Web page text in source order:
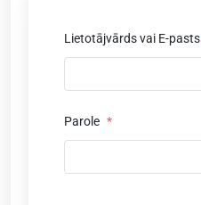
Lietotājvārds vai E-pasts
Parole *